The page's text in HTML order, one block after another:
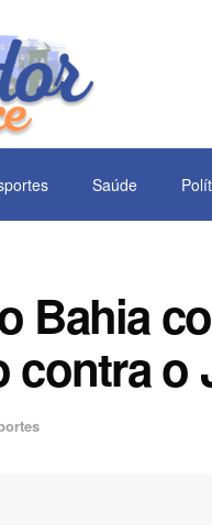
Saúde
Bahia
contra o